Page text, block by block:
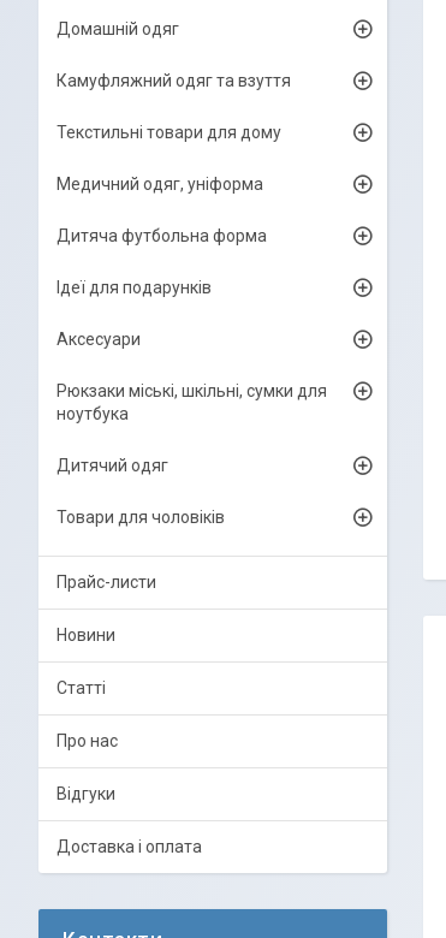
Домашній одяг
Камуфляжний одяг та взуття
Текстильні товари для дому
Медичний одяг, уніформа
Дитяча футбольна форма
Ідеї для подарунків
Аксесуари
Рюкзаки міські, шкільні, сумки для
ноутбука
Дитячий одяг
Товари для чоловіків
Прайс-листи
Новини
Статті
Про нас
Відгуки
Доставка і оплата